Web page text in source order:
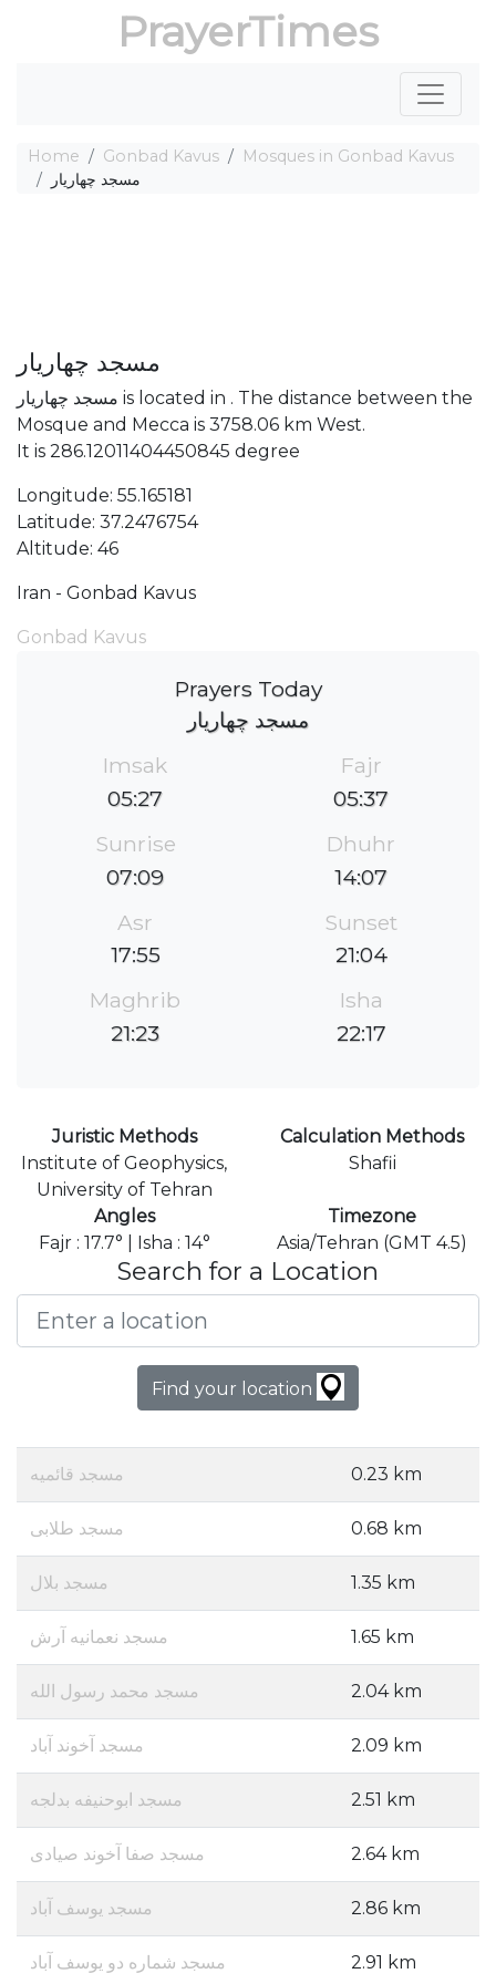
PrayerTimes
Home Gonbad Kavus
Mosques in Gonbad Kavus
مسجد چهاریار
مسجد چهاریار
مسجد چهاریار is located in . The distance between the
Mosque and Mecca is 3758.06 km West.
It is 286.12011404450845 degree
Longitude: 55.165181
Latitude: 37.2476754
Altitude: 46
Iran - Gonbad Kavus
Gonbad Kavus
Prayers Today
مسجد چهاریار
Imsak
05:27
Fajr
05:37
Sunrise
07:09
Dhuhr
14:07
Asr
17:55
Sunset
21:04
Maghrib
21:23
Isha
22:17
Juristic Methods
Institute of Geophysics,
University of Tehran
Calculation Methods
Shafii
Angles
Fajr : 17.7° | Isha : 14°
Timezone
Asia/Tehran (GMT 4.5)
Search for a Location
Find your location
مسجد قائمیه 0.23 km
مسجد طلابی 0.68 km
مسجد بلال 1.35 km
مسجد نعمانیه آرش 1.65 km
مسجد محمد رسول الله 2.04 km
مسجد آخوند آباد 2.09 km
مسجد ابوحنیفه بدلجه 2.51 km
مسجد صفا آخوند صیادی 2.64 km
مسجد یوسف آباد 2.86 km
مسجد شماره دو یوسف آباد 2.91 km